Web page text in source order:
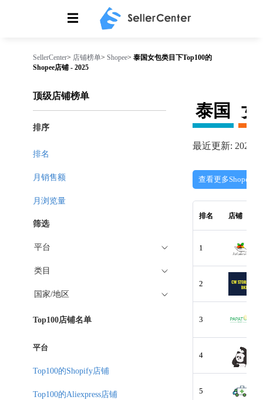
☰
SellerCenter> 店铺榜单> Shopee> 泰国女包类目下Top100的
Shopee店铺 - 2025
泰国 女
最近更新: 2026-
查看更多Shopee店
排名 店铺
1
2
3
4
5
顶级店铺榜单
排序
排名
月销售额
月浏览量
筛选
平台
类目
国家/地区
Top100店铺名单
平台
Top100的Shopify店铺
Top100的Aliexpress店铺